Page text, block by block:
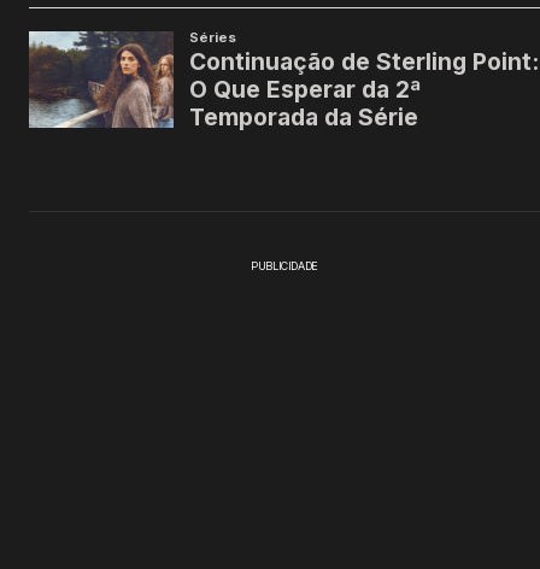
PUBLICIDADE